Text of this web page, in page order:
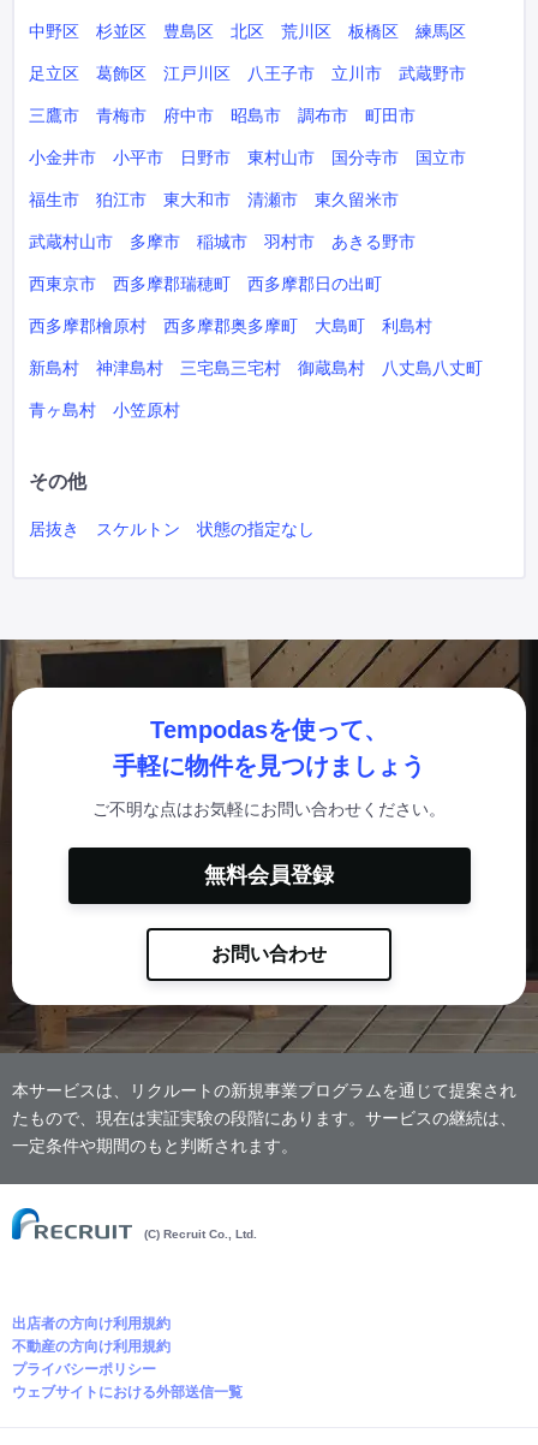
中野区 杉並区 豊島区 北区 荒川区 板橋区 練馬区
足立区 葛飾区 江戸川区 八王子市 立川市 武蔵野市
三鷹市 青梅市 府中市 昭島市 調布市 町田市
小金井市 小平市 日野市 東村山市 国分寺市 国立市
福生市 狛江市 東大和市 清瀬市 東久留米市
武蔵村山市 多摩市 稲城市 羽村市 あきる野市
西東京市 西多摩郡瑞穂町 西多摩郡日の出町
西多摩郡檜原村 西多摩郡奥多摩町 大島町 利島村
新島村 神津島村 三宅島三宅村 御蔵島村 八丈島八丈町
青ヶ島村 小笠原村
その他
居抜き スケルトン 状態の指定なし
Tempodasを使って、
手軽に物件を見つけましょう
ご不明な点はお気軽にお問い合わせください。
無料会員登録
お問い合わせ
本サービスは、リクルートの新規事業プログラムを通じて提案され
たもので、現在は実証実験の段階にあります。サービスの継続は、
一定条件や期間のもと判断されます。
(C) Recruit Co., Ltd.
出店者の方向け利用規約
不動産の方向け利用規約
プライバシーポリシー
ウェブサイトにおける外部送信一覧